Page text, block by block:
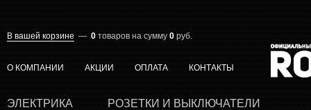
В вашей корзине — 0 товаров на сумму 0 руб.
О КОМПАНИИ АКЦИИ ОПЛАТА КОНТАКТЫ
ЭЛЕКТРИКА РОЗЕТКИ И ВЫКЛЮЧАТЕЛИ